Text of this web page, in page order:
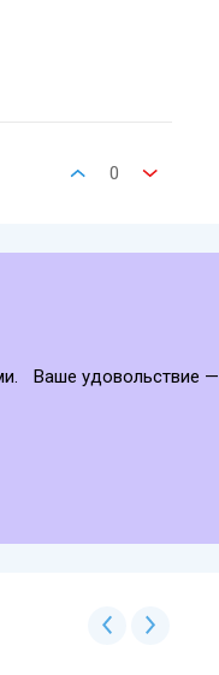
0
Ваше удовольствие —